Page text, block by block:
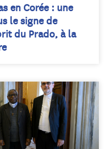
en Corée : une
le signe de
du Prado, à la